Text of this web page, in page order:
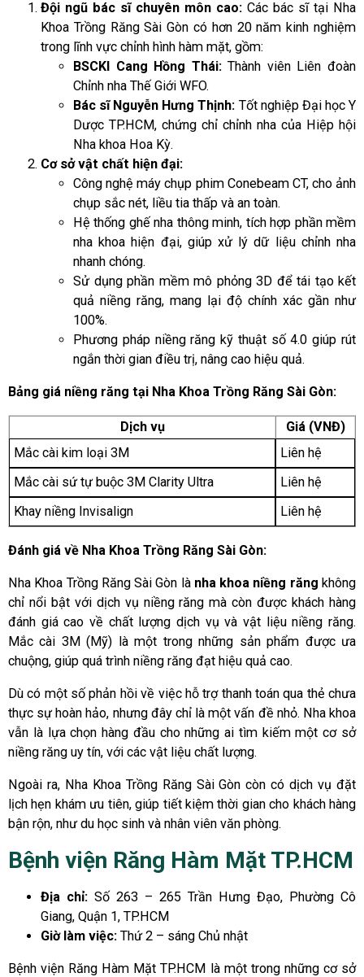
Đội ngũ bác sĩ chuyên môn cao: Các bác sĩ tại Nha
Khoa Trồng Răng Sài Gòn có hơn 20 năm kinh nghiệm
trong lĩnh vực chỉnh hình hàm mặt, gồm:
BSCKI Cang Hồng Thái:Thành viên Liên đoàn
Chỉnh nha Thế Giới WFO.
Bác sĩ Nguyễn Hưng Thịnh: Tốt nghiệp Đại học Y
Dược TP.HCM, chứng chỉ chỉnh nha của Hiệp hội
Nha khoa Hoa Kỳ.
Cơ sở vật chất hiện đại:
Công nghệ máy chụp phim Conebeam CT, cho ảnh
chụp sắc nét, liều tia thấp và an toàn.
Hệ thống ghế nha thông minh, tích hợp phần mềm
nha khoa hiện đại, giúp xử lý dữ liệu chỉnh nha
nhanh chóng.
Sử dụng phần mềm mô phỏng 3D để tái tạo kết
quả niềng răng, mang lại độ chính xác gần như
100%.
Phương pháp niềng răng kỹ thuật số 4.0 giúp rút
ngắn thời gian điều trị, nâng cao hiệu quả.
Bảng giá niềng răng tại Nha Khoa Trồng Răng Sài Gòn:
Dịch vụ
Giá (VNĐ)
Mắc cài kim loại 3M
Liên hệ
Mắc cài sứ tự buộc 3M Clarity Ultra
Liên hệ
Khay niềng Invisalign
Liên hệ
Đánh giá về Nha Khoa Trồng Răng Sài Gòn:
Nha Khoa Trồng Răng Sài Gòn là nha khoa niềng răngkhông
chỉ nổi bật với dịch vụ niềng răng mà còn được khách hàng
đánh giá cao về chất lượng dịch vụ và vật liệu niềng răng.
Mắc cài 3M (Mỹ) là một trong những sản phẩm được ưa
chuộng, giúp quá trình niềng răng đạt hiệu quả cao.
Dù có một số phản hồi về việc hỗ trợ thanh toán qua thẻ chưa
thực sự hoàn hảo, nhưng đây chỉ là một vấn đề nhỏ. Nha khoa
vẫn là lựa chọn hàng đầu cho những ai tìm kiếm một cơ sở
niềng răng uy tín, với các vật liệu chất lượng.
Ngoài ra, Nha Khoa Trồng Răng Sài Gòn còn có dịch vụ đặt
lịch hẹn khám ưu tiên, giúp tiết kiệm thời gian cho khách hàng
bận rộn, như du học sinh và nhân viên văn phòng.
Bệnh viện Răng Hàm Mặt TP.HCM
Địa chỉ: Số 263 – 265 Trần Hưng Đạo, Phường Cô
Giang, Quận 1, TP.HCM
Giờ làm việc: Thứ 2 – sáng Chủ nhật
Bệnh viện Răng Hàm Mặt TP.HCM là một trong những cơ sở